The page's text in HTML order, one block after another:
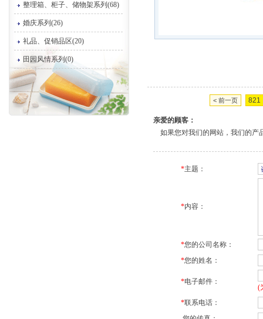
整理箱、柜子、储物架系列(68)
婚庆系列(26)
礼品、促销品区(20)
田园风情系列(0)
< 前一页 821
亲爱的顾客：
如果您对我们的网站，我们的产
*主题：
*内容：
*您的公司名称：
*您的姓名：
*电子邮件：
(
*联系电话：